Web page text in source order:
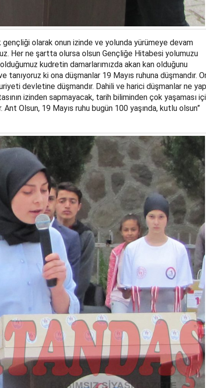
gençliği olarak onun izinde ve yolunda yürümeye devam
Her ne şartta olursa olsun Gençliğe Hitabesi yolumuzu
kudretin damarlarımızda akan kan olduğunu
tanıyoruz ki ona düşmanlar 19 Mayıs ruhuna düşmandır.
devletine düşmandır. Dahili ve harici düşmanlar ne
izinden sapmayacak, tarih biliminden çok yaşaması
Olsun, 19 Mayıs ruhu bugün 100 yaşında, kutlu olsun”